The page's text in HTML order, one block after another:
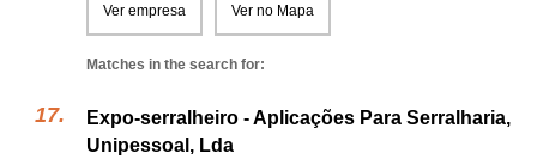
Ver empresa Ver no Mapa
Matches in the search for:
Expo-serralheiro - Aplicações Para Serralharia,
Unipessoal, Lda